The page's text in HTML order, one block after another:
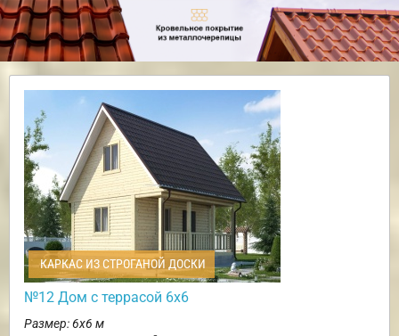
КАРКАС ИЗ СТРОГАНОЙ ДОСКИ
№12 Дом с террасой 6х6
Размер: 6х6 м